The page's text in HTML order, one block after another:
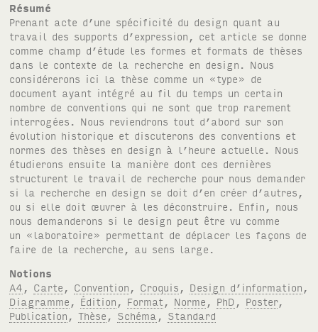
Résumé
Prenant acte d’une spécificité du design quant au
travail des supports d’expression, cet article se donne
comme champ d’étude les formes et formats de thèses
dans le contexte de la recherche en design. Nous
considérerons ici la thèse comme un «type» de
document ayant intégré au fil du temps un certain
nombre de conventions qui ne sont que trop rarement
interrogées. Nous reviendrons tout d’abord sur son
évolution historique et discuterons des conventions et
normes des thèses en design à l’heure actuelle. Nous
étudierons ensuite la manière dont ces dernières
structurent le travail de recherche pour nous demander
si la recherche en design se doit d’en créer d’autres,
ou si elle doit œuvrer à les déconstruire. Enfin, nous
nous demanderons si le design peut être vu comme
un «laboratoire» permettant de déplacer les façons de
faire de la recherche, au sens large.
Notions
A4 , Carte , Convention , Croquis , Design d’information ,
Diagramme , Édition , Format , Norme , PhD , Poster,
Publication ,Thèse , Schéma , Standard